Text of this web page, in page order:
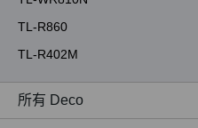
TL-R860
TL-R402M
所有 Deco